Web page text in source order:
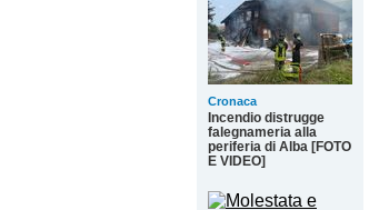
Cronaca
Incendio distrugge
falegnameria alla
periferia di Alba [FOTO
E VIDEO]